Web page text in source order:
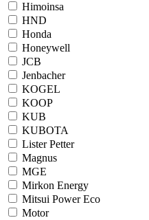
Himoinsa
HND
Honda
Honeywell
JCB
Jenbacher
KOGEL
KOOP
KUB
KUBOTA
Lister Petter
Magnus
MGE
Mirkon Energy
Mitsui Power Eco
Motor